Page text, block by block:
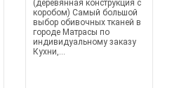
(деревянная конструкция с
коробом) Самый большой
выбор обивочных тканей в
городе Матрасы по
индивидуальному заказу
Кухни,...